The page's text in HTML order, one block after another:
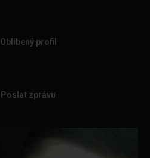
Oblíbený profil
Poslat zprávu